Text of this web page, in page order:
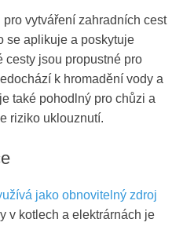
vytváření zahradních cest
se aplikuje a poskytuje
cesty jsou propustné pro
k hromadění vody a
také pohodlný pro chůzi a
riziko uklouznutí.
jako obnovitelný zdroj
v kotlech a elektrárnách je